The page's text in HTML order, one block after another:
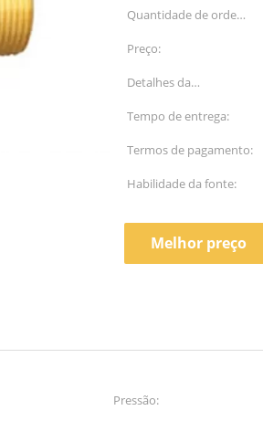
Quantidade de ordem
mínima:
Preço:
Detalhes da
embalagem:
Tempo de entrega:
Termos de pagamento:
Habilidade da fonte:
Melhor preço
Pressão: